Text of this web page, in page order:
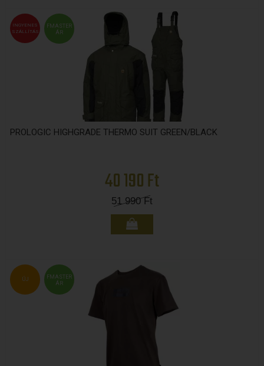
FMASTER
ÁR
INGYENES
SZÁLLÍTÁS
PROLOGIC HIGHGRADE THERMO SUIT GREEN/BLACK
40 190 Ft
51 990Ft
FMASTER
ÁR
ÚJ